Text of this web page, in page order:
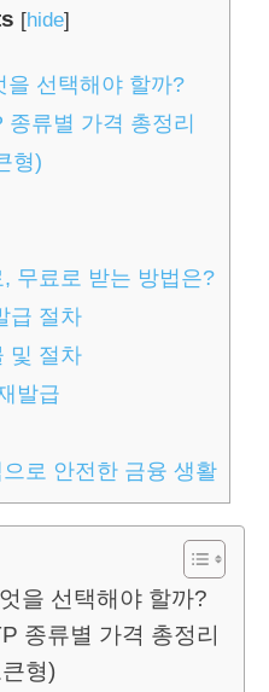
[hide]
을 선택해야 할까?
종류별 가격 총정리
형)
무료로 받는 방법은?
급 절차
및 절차
발급
로 안전한 금융 생활
을 선택해야 할까?
종류별 가격 총정리
형)